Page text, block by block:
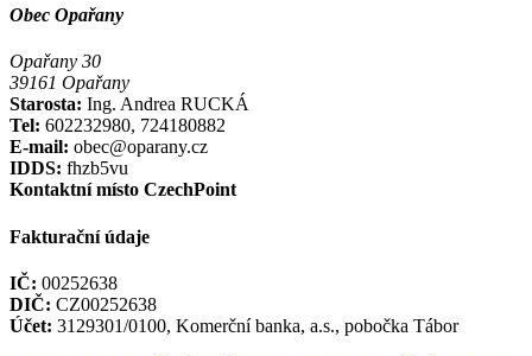
Obec Opařany
Opařany 30
39161 Opařany
Starosta: Ing. Andrea RUCKÁ
Tel: 602232980, 724180882
E-mail: obec@oparany.cz
IDDS: fhzb5vu
Kontaktní místo CzechPoint
Fakturační údaje
IČ: 00252638
DIČ: CZ00252638
Účet: 3129301/0100, Komerční banka, a.s., pobočka Tábor